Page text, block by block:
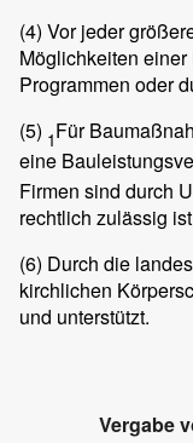
(4) Vor jeder
Möglichkeiten
Programmen oder
(5) 1Für
eine
Firmen sind durch
rechtlich zulässig
(6) Durch die
kirchlichen
und unterstützt.
Vergabe